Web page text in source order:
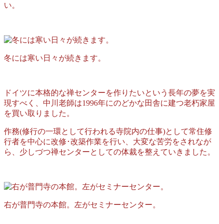
い。
冬には寒い日々が続きます。
ドイツに本格的な禅センターを作りたいという長年の夢を実
現すべく、中川老師は1996年にのどかな田舎に建つ老朽家屋
を買い取りました。
作務(修行の一環として行われる寺院内の仕事)として常住修
行者を中心に改修･改築作業を行い、大変な苦労をされなが
ら、少しづつ禅センターとしての体裁を整えていきました。
右が普門寺の本館。左がセミナーセンター。